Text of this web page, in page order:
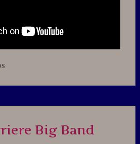
a
Big Band